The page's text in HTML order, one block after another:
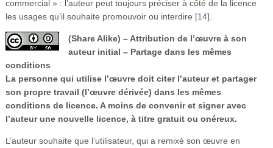
commercial » : l’auteur peut toujours préciser à côté de la licence
les usages qu’il souhaite promouvoir ou interdire [14]
(Share Alike) – Attribution de l’œuvre à son
auteur initial – Partage dans les mêmes
conditions
La personne qui utilise l’œuvre doit citer l’auteur et partager
son propre travail (l’œuvre dérivée) dans les mêmes
conditions de licence. A moins de convenir et signer avec
l’auteur une nouvelle licence, à titre gratuit ou onéreux.
L’auteur souhaite que l’utilisateur, qui a remixé son œuvre en